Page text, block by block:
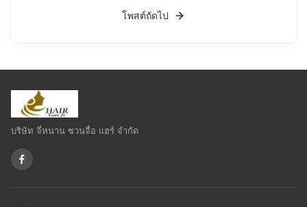
โพสต์ถัดไป
บริษัท จี่หนาน ซวนจื่อ แฮร์ จำกัด